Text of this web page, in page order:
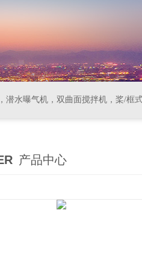
水曝气机，双曲面搅拌机，桨/框式搅拌
产品中心